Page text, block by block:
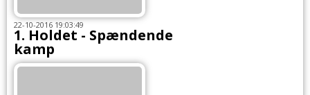
22-10-2016 19:03:49
1. Holdet - Spændende
kamp